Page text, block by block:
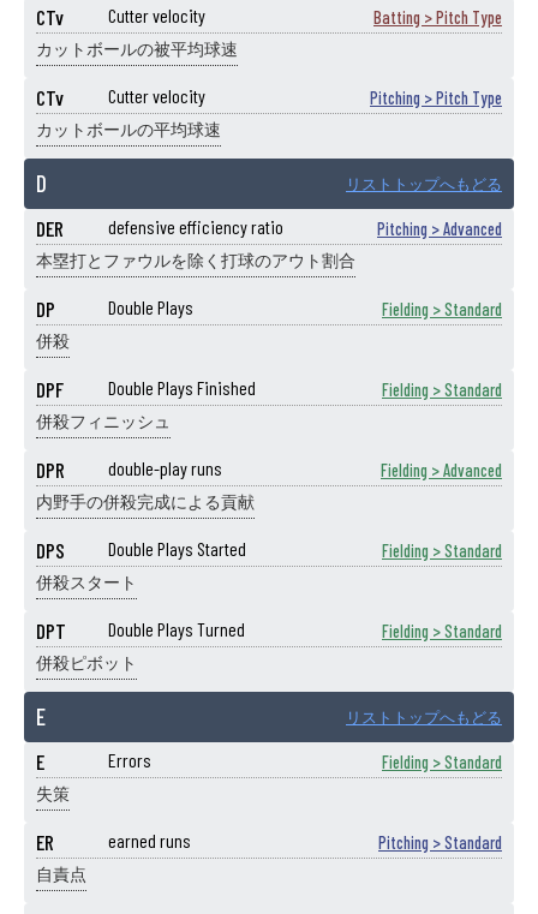
CTv Cutter velocity Batting > Pitch Type
カットボールの被平均球速
CTv Cutter velocity Pitching > Pitch Type
カットボールの平均球速
D リストトップへもどる
DER defensive efficiency ratio Pitching > Advanced
本塁打とファウルを除く打球のアウト割合
DP Double Plays Fielding > Standard
併殺
DPF Double Plays Finished Fielding > Standard
併殺フィニッシュ
DPR double-play runs Fielding > Advanced
内野手の併殺完成による貢献
DPS Double Plays Started Fielding > Standard
併殺スタート
DPT Double Plays Turned Fielding > Standard
併殺ピボット
E リストトップへもどる
E Errors Fielding > Standard
失策
ER earned runs Pitching > Standard
自責点